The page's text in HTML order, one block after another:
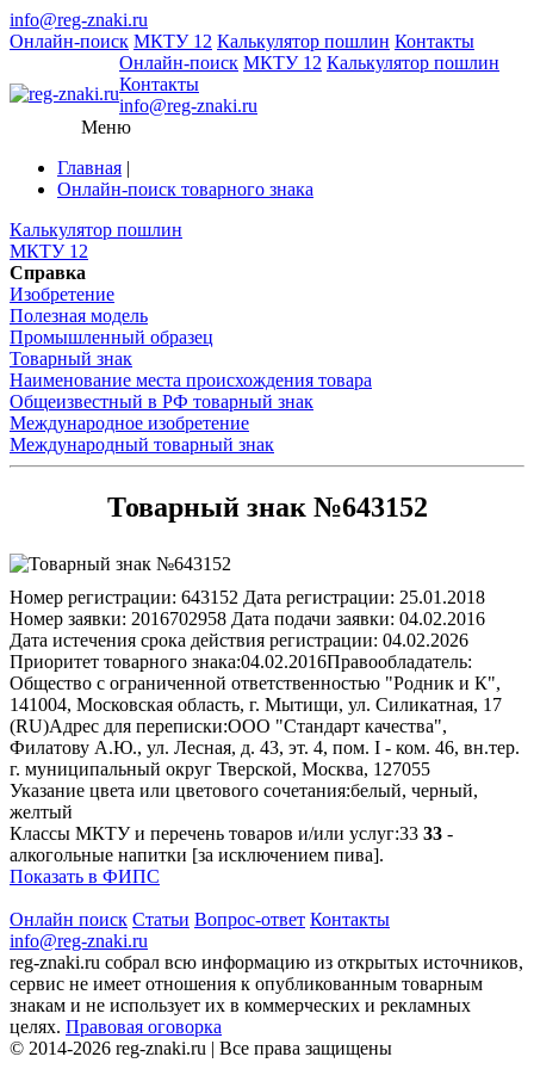
info@reg-znaki.ru
Онлайн-поиск МКТУ 12 Калькулятор пошлин Контакты
Онлайн-поиск МКТУ 12 Калькулятор пошлин
Контакты
info@reg-znaki.ru
Меню
Главная |
Онлайн-поиск товарного знака
Калькулятор пошлин
МКТУ 12
Справка
Изобретение
Полезная модель
Промышленный образец
Товарный знак
Наименование места происхождения товара
Общеизвестный в РФ товарный знак
Международное изобретение
Международный товарный знак
Товарный знак №643152
Номер регистрации: 643152 Дата регистрации: 25.01.2018
Номер заявки: 2016702958 Дата подачи заявки: 04.02.2016
Дата истечения срока действия регистрации: 04.02.2026
Приоритет товарного знака:04.02.2016Правообладатель:
Общество с ограниченной ответственностью "Родник и К",
141004, Московская область, г. Мытищи, ул. Силикатная, 17
(RU)Адрес для переписки:ООО "Стандарт качества",
Филатову А.Ю., ул. Лесная, д. 43, эт. 4, пом. I - ком. 46, вн.тер.
г. муниципальный округ Тверской, Москва, 127055
Указание цвета или цветового сочетания:белый, черный,
желтый
Классы МКТУ и перечень товаров и/или услуг:33 33 -
алкогольные напитки [за исключением пива].
Показать в ФИПС
Онлайн поиск Статьи Вопрос-ответ Контакты
info@reg-znaki.ru
reg-znaki.ru собрал всю информацию из открытых источников,
сервис не имеет отношения к опубликованным товарным
знакам и не использует их в коммерческих и рекламных
целях. Правовая оговорка
© 2014-2026 reg-znaki.ru | Все права защищены